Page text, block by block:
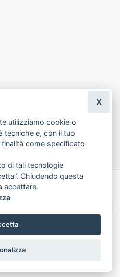
Siti ecommerce per Fioristi
Termini e Condizioni
utilizziamo cookie o
tecniche e, con il tuo
come specificato
di tali tecnologie
Chiudendo questa
accettare.
X